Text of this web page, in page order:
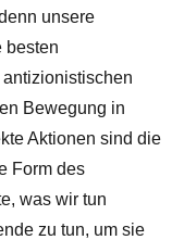
unsere
besten
Bewegung in
Aktionen sind die
Form des
was wir tun
zu tun, um sie